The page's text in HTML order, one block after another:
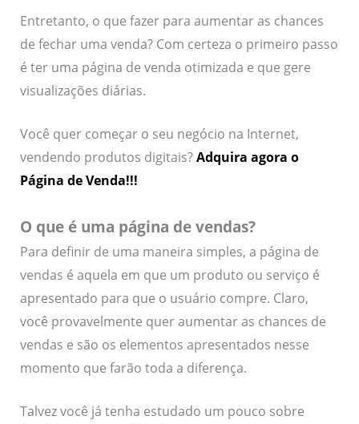
Entretanto, o que fazer para aumentar as chances
de fechar uma venda? Com certeza o primeiro passo
é ter uma página de venda otimizada e que gere
visualizações diárias.
Você quer começar o seu negócio na Internet,
vendendo produtos digitais?Adquira agora o
Página de Venda!!!
O que é uma página de vendas?
Para definir de uma maneira simples, a página de
vendas é aquela em que um produto ou serviço é
apresentado para que o usuário compre. Claro,
você provavelmente quer aumentar as chances de
vendas e são os elementos apresentados nesse
momento que farão toda a diferença.
Talvez você já tenha estudado um pouco sobre